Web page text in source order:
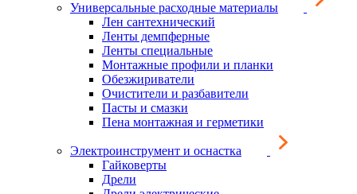
Универсальные расходные материалы
Лен сантехнический
Ленты демпферные
Ленты специальные
Монтажные профили и планки
Обезжириватели
Очистители и разбавители
Пасты и смазки
Пена монтажная и герметики
Электроинструмент и оснастка
Гайковерты
Дрели